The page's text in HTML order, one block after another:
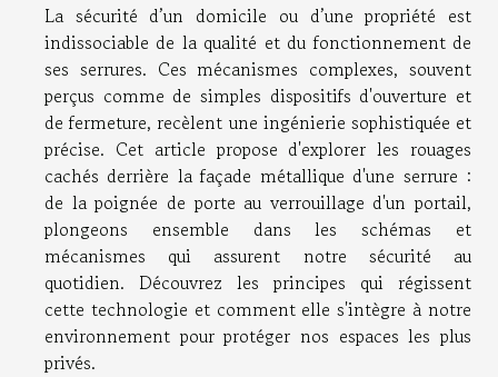
La sécurité d’un domicile ou d’une propriété est
indissociable de la qualité et du fonctionnement de
ses serrures. Ces mécanismes complexes, souvent
perçus comme de simples dispositifs d'ouverture et
de fermeture, recèlent une ingénierie sophistiquée et
précise. Cet article propose d'explorer les rouages
cachés derrière la façade métallique d'une serrure :
de la poignée de porte au verrouillage d'un portail,
plongeons ensemble dans les schémas et
mécanismes qui assurent notre sécurité au
quotidien. Découvrez les principes qui régissent
cette technologie et comment elle s'intègre à notre
environnement pour protéger nos espaces les plus
privés.